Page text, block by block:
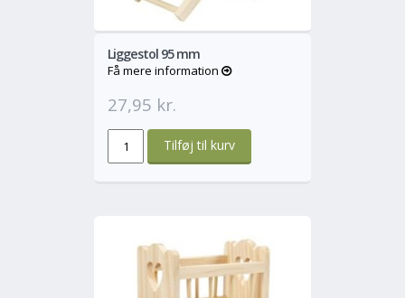
Liggestol 95 mm
Få mere information
27,95 kr.